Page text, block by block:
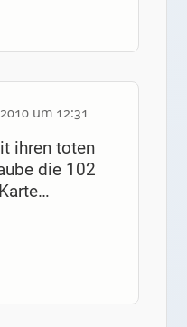
um 12:31
ihren toten
die 102